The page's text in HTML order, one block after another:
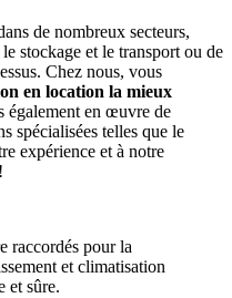
de nombreux secteurs,
stockage et le transport ou de
Chez nous, vous
en location la mieux
également en œuvre de
spécialisées telles que le
expérience et à notre
raccordés pour la
et climatisation
et sûre.